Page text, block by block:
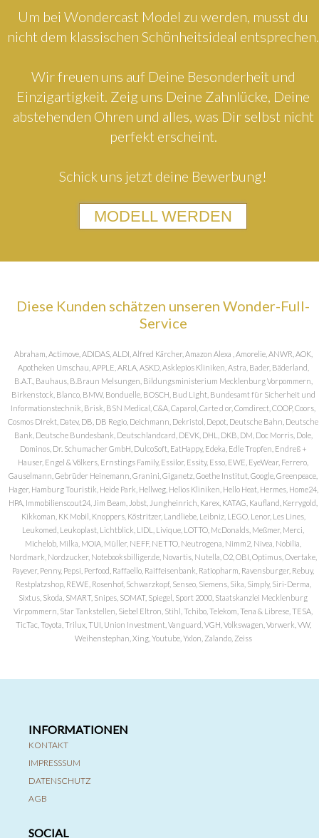
Um bei Wondercast Model zu werden, musst du
nicht dem klassischen Schönheitsideal entsprechen.
Wir freuen uns auf Deine Besonderheit und
Einzigartigkeit. Zeig uns Deine Zahnlücke, Deine
abstehenden Ohren und alles, was Dir selbst nicht
perfekt erscheint.
Schick uns jetzt deine Bewerbung!
MODELL WERDEN
Diese Kunden schätzen unseren Wonder-Full-
Service
Abraham, Actimove, ADIDAS, ALDI, Alfred Kärcher, Amazon Alexa , Amorelie, ANWR, AOK,
Apotheken Umschau, APPLE, ARLA, ASKD, Asklepios Kliniken, Astra, Bader, Bäderland,
B.A.T., Bauhaus, B.Braun Melsungen, Bildungsministerium Mecklenburg Vorpommern,
Birkenstock, Blanco, BMW, Bonduelle, BOSCH, Bud Light, Bundesamt für Sicherheit und
Informationstechnik, Brisk, BSN Medical, C&A, Caparol, Carte d or, Comdirect, COOP, Coors,
Cosmos DIrekt, Datev, DB, DB Regio, Deichmann, Dekristol, Depot, Deutsche Bahn, Deutsche
Bank, Deutsche Bundesbank, Deutschlandcard, DEVK, DHL, DKB, DM, Doc Morris, Dole,
Dominos, Dr. Schumacher GmbH, DulcoSoft, EatHappy, Edeka, Edle Tropfen, Endreß +
Hauser, Engel & Völkers, Ernstings Family, Essilor, Essity, Esso, EWE, EyeWear, Ferrero,
Gauselmann, Gebrüder Heinemann, Granini, Giganetz, Goethe Institut, Google, Greenpeace,
Hager, Hamburg Touristik, Heide Park, Hellweg, Helios Kliniken, Hello Heat, Hermes, Home24,
HPA, Immobilienscout24, Jim Beam, Jobst, Jungheinrich, Karex, KATAG, Kaufland, Kerrygold,
Kikkoman, KK Mobil, Knoppers, Köstritzer, Landliebe, Leibniz, LEGO, Lenor, Les Lines,
Leukomed, Leukoplast, Lichtblick, LIDL, Livique, LOTTO, McDonalds, Meßmer, Merci,
Michelob, Milka, MOIA, Müller, NEFF, NETTO, Neutrogena, Nimm2, Nivea, Nobilia,
Nordmark, Nordzucker, Notebooksbilliger.de, Novartis, Nutella, O2, OBI, Optimus, Overtake,
Payever, Penny, Pepsi, Perfood, Raffaello, Raiffeisenbank, Ratiopharm, Ravensburger, Rebuy,
Restplatzshop, REWE, Rosenhof, Schwarzkopf, Senseo, Siemens, Sika, Simply, Siri-Derma,
Sixtus, Skoda, SMART, Snipes, SOMAT, Spiegel, Sport 2000, Staatskanzlei Mecklenburg
Virpommern, Star Tankstellen, Siebel Eltron, Stihl, Tchibo, Telekom, Tena & Librese, TESA,
TicTac, Toyota, Trilux, TUI, Union Investment, Vanguard, VGH, Volkswagen, Vorwerk, VW,
Weihenstephan, Xing, Youtube, Yxlon, Zalando, Zeiss
INFORMATIONEN
KONTAKT
IMPRESSSUM
DATENSCHUTZ
AGB
SOCIAL